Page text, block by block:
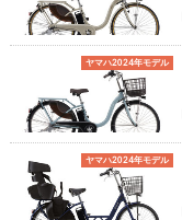
ヤマハ2024年モデル
ヤマハ2024年モデル